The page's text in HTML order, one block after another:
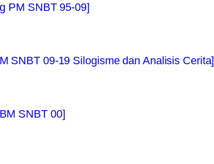
PM SNBT 95-09]
SNBT 09-19 Silogisme dan Analisis Cerita]
SNBT 00]